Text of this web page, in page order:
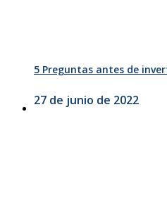
5 Preguntas antes de
27 de junio de 2022